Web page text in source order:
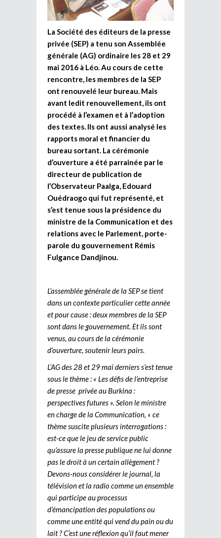
La Société des éditeurs de la presse
privée (SEP) a tenu son Assemblée
générale (AG) ordinaire les 28 et 29
mai 2016 à Léo. Au cours de cette
rencontre, les membres de la SEP
ont renouvelé leur bureau. Mais
avant ledit renouvellement, ils ont
procédé à l’examen et à l’adoption
des textes. Ils ont aussi analysé les
rapports moral et financier du
bureau sortant. La cérémonie
d’ouverture a été parrainée par le
directeur de publication de
l’Observateur Paalga, Edouard
Ouédraogo qui fut représenté, et
s’est tenue sous la présidence du
ministre de la Communication et des
relations avec le Parlement, porte-
parole du gouvernement Rémis
Fulgance Dandjinou.
L’assemblée générale de la SEP se tient
dans un contexte particulier cette année
et pour cause : deux membres de la SEP
sont dans le gouvernement. Et ils sont
venus, au cours de la cérémonie
d’ouverture, soutenir leurs pairs.
L’AG des 28 et 29 mai derniers s’est tenue
sous le thème : « Les défis de l’entreprise
de presse privée au Burkina :
perspectives futures ». Selon le ministre
en charge de la Communication, « ce
thème suscite plusieurs interrogations :
est-ce que le jeu de service public
qu’assure la presse publique ne lui donne
pas le droit à un certain allègement ?
Devons-nous considérer le journal, la
télévision et la radio comme un ensemble
qui participe au processus
d’émancipation des populations ou
comme une entité qui vend du pain ou du
lait ? C’est une réflexion qu’il faut mener